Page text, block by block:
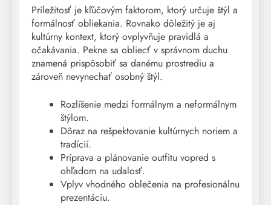
Príležitosť je kľúčovým faktorom, ktorý určuje štýl a
formálnosť obliekania. Rovnako dôležitý je aj
kultúrny kontext, ktorý ovplyvňuje pravidlá a
očakávania. Pekne sa obliecť v správnom duchu
znamená prispôsobiť sa danému prostrediu a
zároveň nevynechať osobný štýl.
Rozlíšenie medzi formálnym a neformálnym
štýlom.
Dôraz na rešpektovanie kultúrnych noriem a
tradícií.
Príprava a plánovanie outfitu vopred s
ohľadom na udalosť.
Vplyv vhodného oblečenia na profesionálnu
prezentáciu.